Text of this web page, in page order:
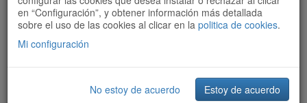
Todas las rutas Ordenar por:Más recientes
Filtrar las rutas
en “Configuración”, y obtener información más detallada
sobre el uso de las cookies al clicar en la politica de cookies.
Mi configuración
No estoy de acuerdo Estoy de acuerdo